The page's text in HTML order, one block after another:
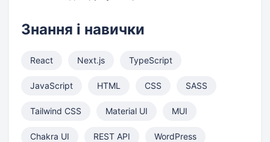
Знання і навички
React Next.js TypeScript
JavaScript HTML CSS SASS
Tailwind CSS Material UI MUI
Chakra UI REST API WordPress